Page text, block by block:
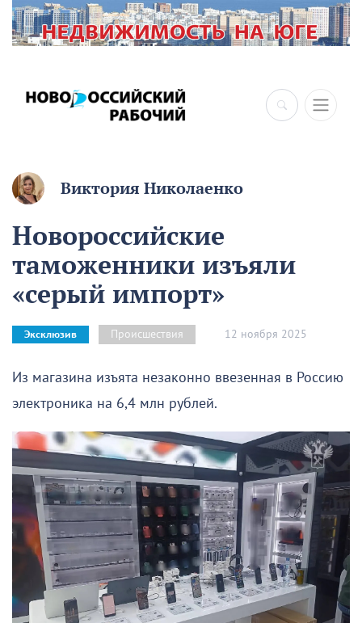
×
Виктория Николаенко
Новороссийские
таможенники изъяли
«серый импорт»
Эксклюзив Происшествия 12 ноября 2025
Из магазина изъята незаконно ввезенная в Россию
электроника на 6,4 млн рублей.